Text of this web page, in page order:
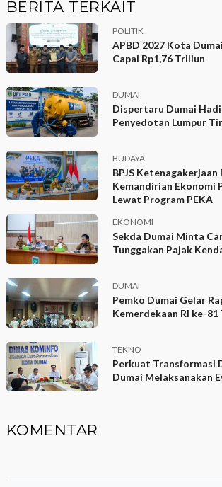
BERITA TERKAIT
POLITIK
APBD 2027 Kota
Capai Rp1,76 Triliun
DUMAI
Dispertaru Dumai
Penyedotan Lumpur
BUDAYA
BPJS Ketenagakerjaan
Kemandirian Ekonomi
Lewat Program PEKA
EKONOMI
Sekda Dumai Minta
Tunggakan Pajak
DUMAI
Pemko Dumai Gelar
Kemerdekaan RI ke-81
TEKNO
Perkuat Transformasi
Dumai Melaksanakan
KOMENTAR